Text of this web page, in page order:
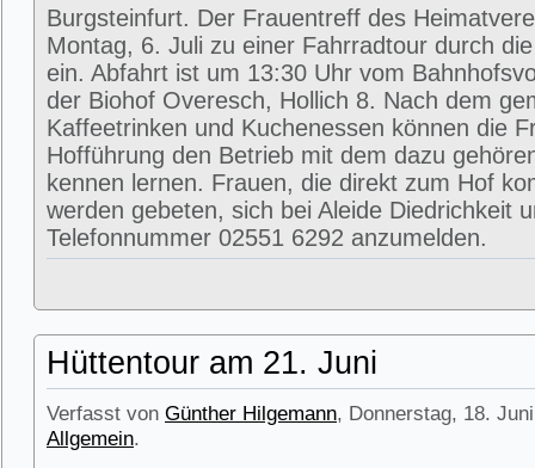
Burgsteinfurt. Der Frauentreff des
Montag, 6. Juli zu einer Fahrradtour durch
ein. Abfahrt ist um 13:30 Uhr vom
der Biohof Overesch, Hollich 8. Nach dem
Kaffeetrinken und Kuchenessen können die
Hofführung den Betrieb mit dem dazu
kennen lernen. Frauen, die direkt zum Hof
werden gebeten, sich bei Aleide Diedrichkeit
Telefonnummer 02551 6292 anzumelden.
Hüttentour am 21. Juni
Verfasst von Günther Hilgemann, Donnerstag, 18.
Allgemein.